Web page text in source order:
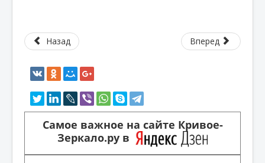
Назад Вперед
Самое важное на сайте Кривое-
Зеркало.ру в